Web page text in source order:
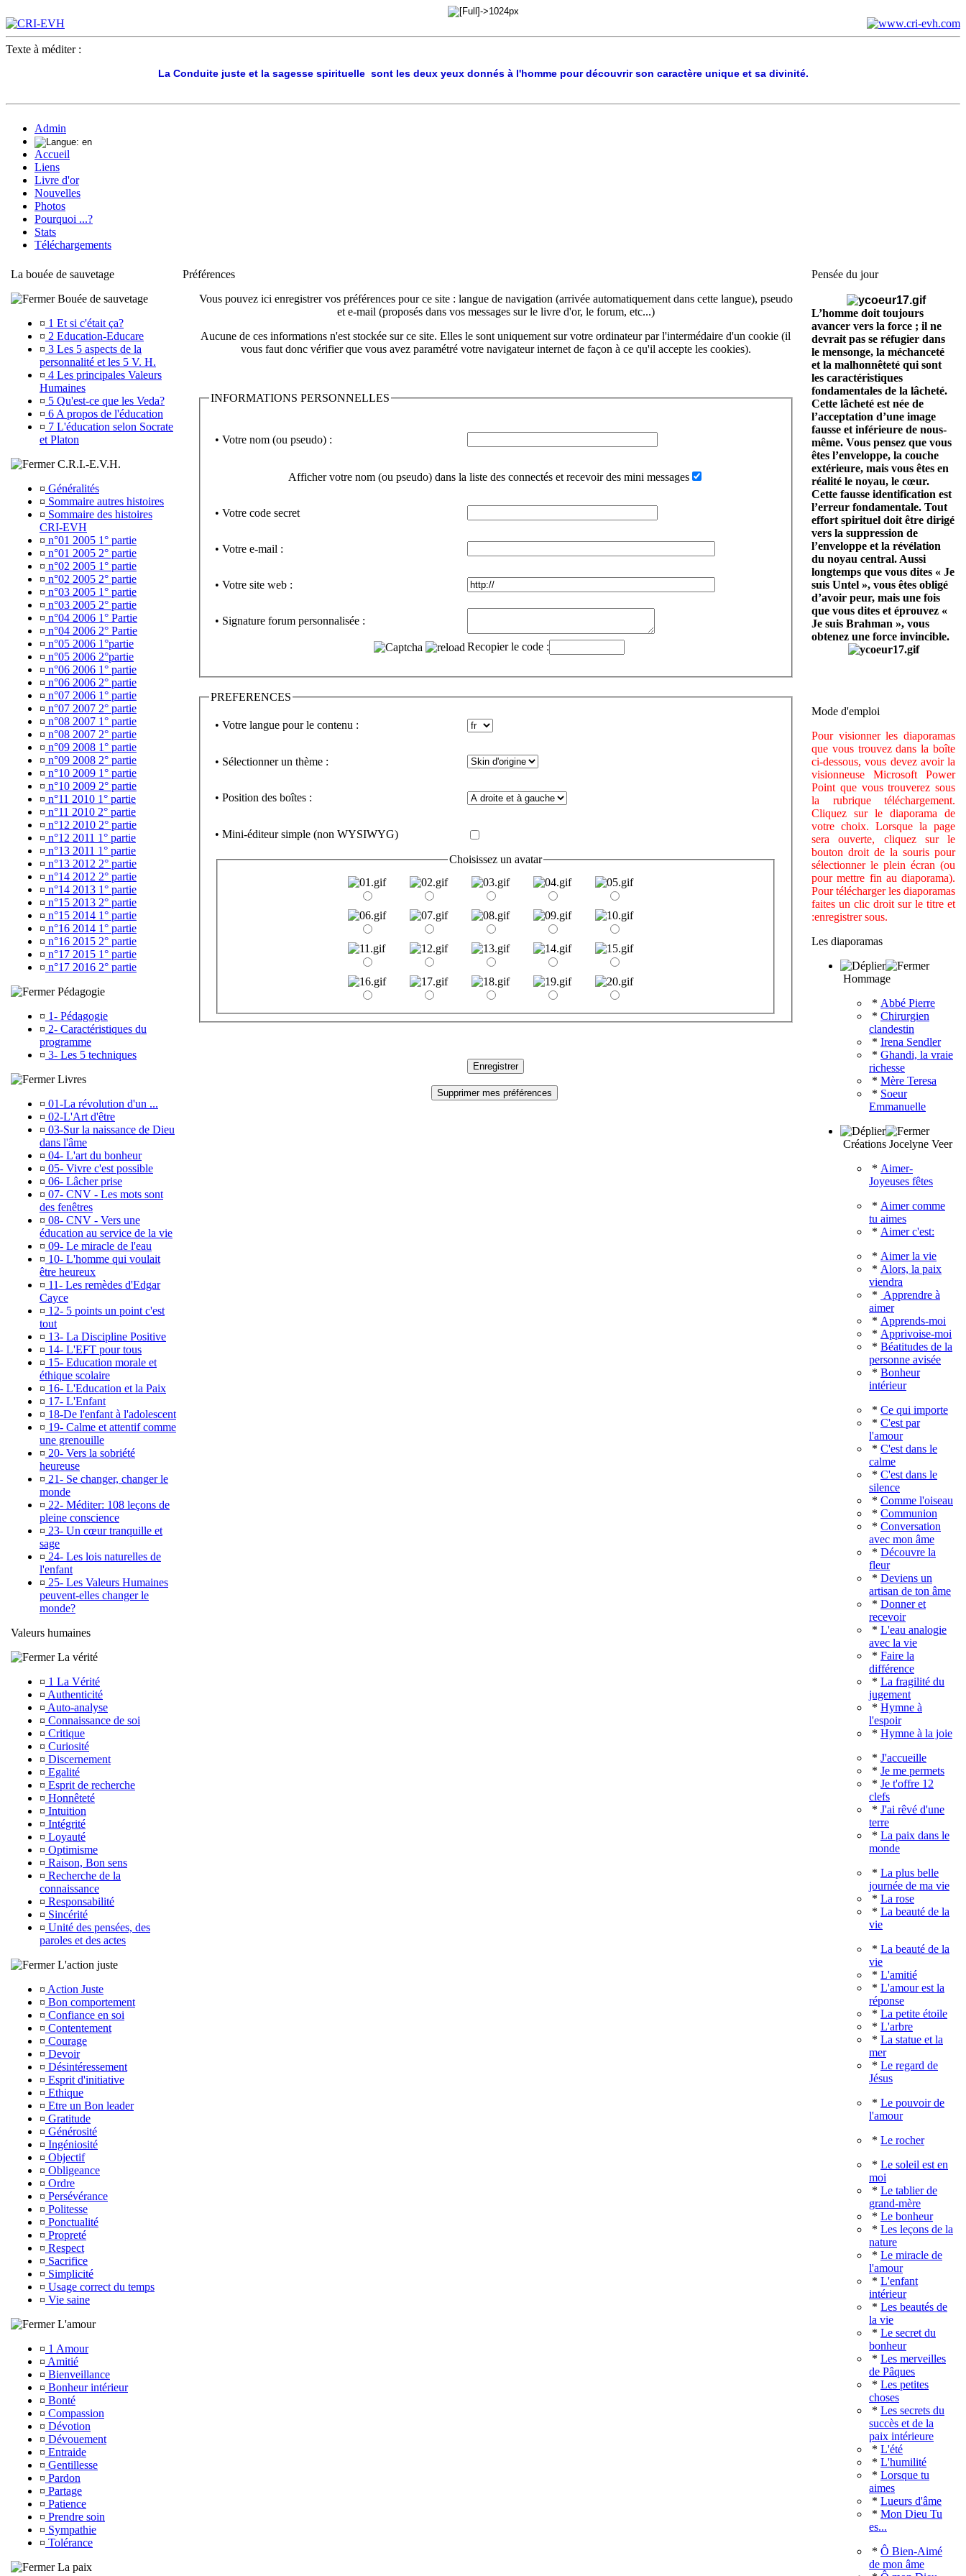
Texte à méditer :
La Conduite juste et la sagesse spirituelle sont les deux yeux donnés à l'homme pour découvrir son caractère unique et sa divinité.
Admin
Accueil
Liens
Livre d'or
Nouvelles
Photos
Pourquoi ...?
Stats
Téléchargements
La bouée de sauvetage
Bouée de sauvetage
¤ 1 Et si c'était ça?
¤ 2 Education-Educare
¤ 3 Les 5 aspects de la
personnalité et les 5 V. H.
¤ 4 Les principales Valeurs
Humaines
¤ 5 Qu'est-ce que les Veda?
¤ 6 A propos de l'éducation
¤ 7 L'éducation selon Socrate
et Platon
C.R.I.-E.V.H.
¤ Généralités
¤ Sommaire autres histoires
¤ Sommaire des histoires
CRI-EVH
¤ n°01 2005 1° partie
¤ n°01 2005 2° partie
¤ n°02 2005 1° partie
¤ n°02 2005 2° partie
¤ n°03 2005 1° partie
¤ n°03 2005 2° partie
¤ n°04 2006 1° Partie
¤ n°04 2006 2° Partie
¤ n°05 2006 1°partie
¤ n°05 2006 2°partie
¤ n°06 2006 1° partie
¤ n°06 2006 2° partie
¤ n°07 2006 1° partie
¤ n°07 2007 2° partie
¤ n°08 2007 1° partie
¤ n°08 2007 2° partie
¤ n°09 2008 1° partie
¤ n°09 2008 2° partie
¤ n°10 2009 1° partie
¤ n°10 2009 2° partie
¤ n°11 2010 1° partie
¤ n°11 2010 2° partie
¤ n°12 2010 2° partie
¤ n°12 2011 1° partie
¤ n°13 2011 1° partie
¤ n°13 2012 2° partie
¤ n°14 2012 2° partie
¤ n°14 2013 1° partie
¤ n°15 2013 2° partie
¤ n°15 2014 1° partie
¤ n°16 2014 1° partie
¤ n°16 2015 2° partie
¤ n°17 2015 1° partie
¤ n°17 2016 2° partie
Pédagogie
¤ 1- Pédagogie
¤ 2- Caractéristiques du
programme
¤ 3- Les 5 techniques
Livres
¤ 01-La révolution d'un ...
¤ 02-L'Art d'être
¤ 03-Sur la naissance de Dieu
dans l'âme
¤ 04- L'art du bonheur
¤ 05- Vivre c'est possible
¤ 06- Lâcher prise
¤ 07- CNV - Les mots sont
des fenêtres
¤ 08- CNV - Vers une
éducation au service de la vie
¤ 09- Le miracle de l'eau
¤ 10- L'homme qui voulait
être heureux
¤ 11- Les remèdes d'Edgar
Cayce
¤ 12- 5 points un point c'est
tout
¤ 13- La Discipline Positive
¤ 14- L'EFT pour tous
¤ 15- Education morale et
éthique scolaire
¤ 16- L'Education et la Paix
¤ 17- L'Enfant
¤ 18-De l'enfant à l'adolescent
¤ 19- Calme et attentif comme
une grenouille
¤ 20- Vers la sobriété
heureuse
¤ 21- Se changer, changer le
monde
¤ 22- Méditer: 108 leçons de
pleine conscience
¤ 23- Un cœur tranquille et
sage
¤ 24- Les lois naturelles de
l'enfant
¤ 25- Les Valeurs Humaines
peuvent-elles changer le
monde?
Valeurs humaines
La vérité
¤ 1 La Vérité
¤ Authenticité
¤ Auto-analyse
¤ Connaissance de soi
¤ Critique
¤ Curiosité
¤ Discernement
¤ Egalité
¤ Esprit de recherche
¤ Honnêteté
¤ Intuition
¤ Intégrité
¤ Loyauté
¤ Optimisme
¤ Raison, Bon sens
¤ Recherche de la
connaissance
¤ Responsabilité
¤ Sincérité
¤ Unité des pensées, des
paroles et des actes
L'action juste
¤ Action Juste
¤ Bon comportement
¤ Confiance en soi
¤ Contentement
¤ Courage
¤ Devoir
¤ Désintéressement
¤ Esprit d'initiative
¤ Ethique
¤ Etre un Bon leader
¤ Gratitude
¤ Générosité
¤ Ingéniosité
¤ Objectif
¤ Obligeance
¤ Ordre
¤ Persévérance
¤ Politesse
¤ Ponctualité
¤ Propreté
¤ Respect
¤ Sacrifice
¤ Simplicité
¤ Usage correct du temps
¤ Vie saine
L'amour
¤ 1 Amour
¤ Amitié
¤ Bienveillance
¤ Bonheur intérieur
¤ Bonté
¤ Compassion
¤ Dévotion
¤ Dévouement
¤ Entraide
¤ Gentillesse
¤ Pardon
¤ Partage
¤ Patience
¤ Prendre soin
¤ Sympathie
¤ Tolérance
La paix
Préférences
Vous pouvez ici enregistrer vos préférences pour ce site : langue de navigation (arrivée automatiquement dans cette langue), pseudo
et e-mail (proposés dans vos messages sur le livre d'or, le forum, etc...)
Aucune de ces informations n'est stockée sur ce site. Elles le sont uniquement sur votre ordinateur par l'intermédaire d'un cookie (il
vous faut donc vérifier que vous avez paramétré votre navigateur internet de façon à ce qu'il accepte les cookies).
INFORMATIONS PERSONNELLES
• Votre nom (ou pseudo) :
Afficher votre nom (ou pseudo) dans la liste des connectés et recevoir des mini messages
• Votre code secret
• Votre e-mail :
• Votre site web :
• Signature forum personnalisée :
Recopier le code :
PREFERENCES
• Votre langue pour le contenu :
• Sélectionner un thème :
• Position des boîtes :
• Mini-éditeur simple (non WYSIWYG)
Choisissez un avatar
Enregistrer
Supprimer mes préférences
Pensée du jour
L’homme doit toujours
avancer vers la force ; il ne
devrait pas se réfugier dans
le mensonge, la méchanceté
et la malhonnêteté qui sont
les caractéristiques
fondamentales de la lâcheté.
Cette lâcheté est née de
l’acceptation d’une image
fausse et inférieure de nous-
même. Vous pensez que vous
êtes l’enveloppe, la couche
extérieure, mais vous êtes en
réalité le noyau, le cœur.
Cette fausse identification est
l’erreur fondamentale. Tout
effort spirituel doit être dirigé
vers la suppression de
l’enveloppe et la révélation
du noyau central. Aussi
longtemps que vous dites « Je
suis Untel », vous êtes obligé
d’avoir peur, mais une fois
que vous dites et éprouvez «
Je suis Brahman », vous
obtenez une force invincible.
Mode d'emploi
Pour visionner les diaporamas
que vous trouvez dans la boîte
ci-dessous, vous devez avoir la
visionneuse Microsoft Power
Point que vous trouverez sous
la rubrique téléchargement.
Cliquez sur le diaporama de
votre choix. Lorsque la page
sera ouverte, cliquez sur le
bouton droit de la souris pour
sélectionner le plein écran (ou
pour mettre fin au diaporama).
Pour télécharger les diaporamas
faites un clic droit sur le titre et
:enregistrer sous.
Les diaporamas
Hommage
* Abbé Pierre
* Chirurgien
clandestin
* Irena Sendler
* Ghandi, la vraie
richesse
* Mère Teresa
* Soeur
Emmanuelle
Créations Jocelyne Veer
* Aimer-
Joyeuses fêtes
* Aimer comme
tu aimes
* Aimer c'est:
* Aimer la vie
* Alors, la paix
viendra
* Apprendre à
aimer
* Apprends-moi
* Apprivoise-moi
* Béatitudes de la
personne avisée
* Bonheur
intérieur
* Ce qui importe
* C'est par
l'amour
* C'est dans le
calme
* C'est dans le
silence
* Comme l'oiseau
* Communion
* Conversation
avec mon âme
* Découvre la
fleur
* Deviens un
artisan de ton âme
* Donner et
recevoir
* L'eau analogie
avec la vie
* Faire la
différence
* La fragilité du
jugement
* Hymne à
l'espoir
* Hymne à la joie
* J'accueille
* Je me permets
* Je t'offre 12
clefs
* J'ai rêvé d'une
terre
* La paix dans le
monde
* La plus belle
journée de ma vie
* La rose
* La beauté de la
vie
* La beauté de la
vie
* L'amitié
* L'amour est la
réponse
* La petite étoile
* L'arbre
* La statue et la
mer
* Le regard de
Jésus
* Le pouvoir de
l'amour
* Le rocher
* Le soleil est en
moi
* Le tablier de
grand-mère
* Le bonheur
* Les leçons de la
nature
* Le miracle de
l'amour
* L'enfant
intérieur
* Les beautés de
la vie
* Le secret du
bonheur
* Les merveilles
de Pâques
* Les petites
choses
* Les secrets du
succès et de la
paix intérieure
* L'été
* L'humilité
* Lorsque tu
aimes
* Lueurs d'âme
* Mon Dieu Tu
es...
* Ô Bien-Aimé
de mon âme